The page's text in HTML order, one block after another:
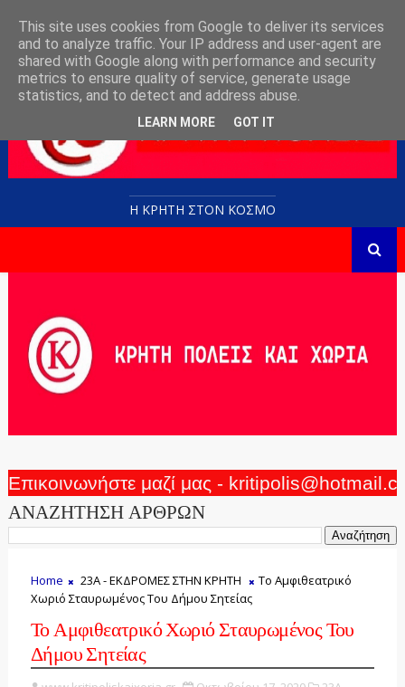
Η ΚΡΗΤΗ ΣΤΟN KOΣΜΟ
Επικοινωνήστε μαζί μας -
ΑΝΑΖΗΤΗΣΗ ΑΡΘΡΩΝ
Home 23Α - ΕΚΔΡΟΜΕΣ ΣΤΗΝ ΚΡΗΤΗ
Το Αμφιθεατρικό
Χωριό Σταυρωμένος Του Δήμου Σητείας
Το Αμφιθεατρικό Χωριό Σταυρωμένος Του
Δήμου Σητείας
This site uses cookies from Google to deliver its services
and to analyze traffic. Your IP address and user-agent are
shared with Google along with performance and security
metrics to ensure quality of service, generate usage
statistics, and to detect and address abuse.
LEARN MORE GOT IT